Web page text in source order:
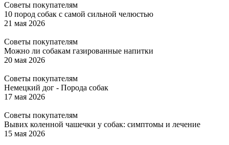
Советы покупателям
10 пород собак с самой сильной челюстью
21 мая 2026
Советы покупателям
Можно ли собакам газированные напитки
20 мая 2026
Советы покупателям
Немецкий дог - Порода собак
17 мая 2026
Советы покупателям
Вывих коленной чашечки у собак: симптомы и лечение
15 мая 2026